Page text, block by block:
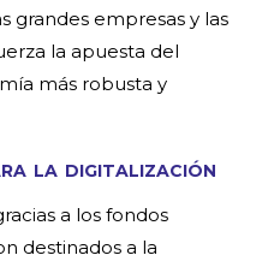
grandes empresas y las
la apuesta del
más robusta y
la digitalización
a los fondos
destinados a la